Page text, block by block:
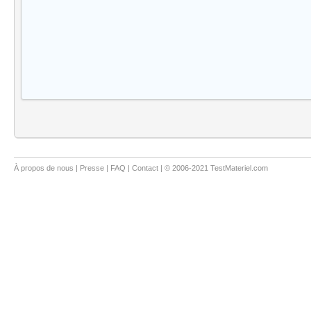
À propos de nous | Presse | FAQ | Contact | © 2006-2021 TestMateriel.com